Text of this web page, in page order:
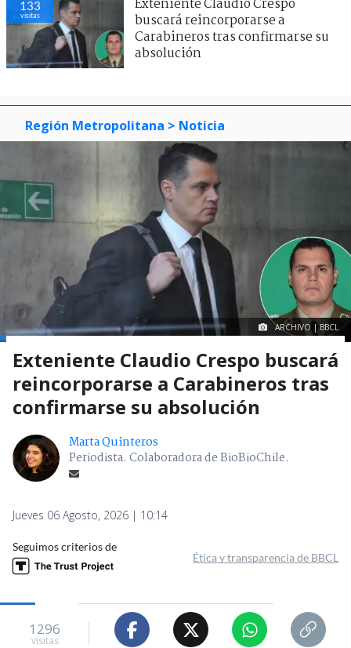
133
visitas
Exteniente Claudio Crespo
buscará reincorporarse a
Carabineros tras confirmarse su
absolución
Región Metropolitana > Noticia
ARCHIVO | BBCL
Exteniente Claudio Crespo buscará
reincorporarse a Carabineros tras
confirmarse su absolución
Marta Quinteros
Periodista. Colaboradora de BioBioChile.
Jueves 06 Agosto, 2026 | 10:14
Seguimos criterios de
Ética y transparencia de BBCL
1296
visitas